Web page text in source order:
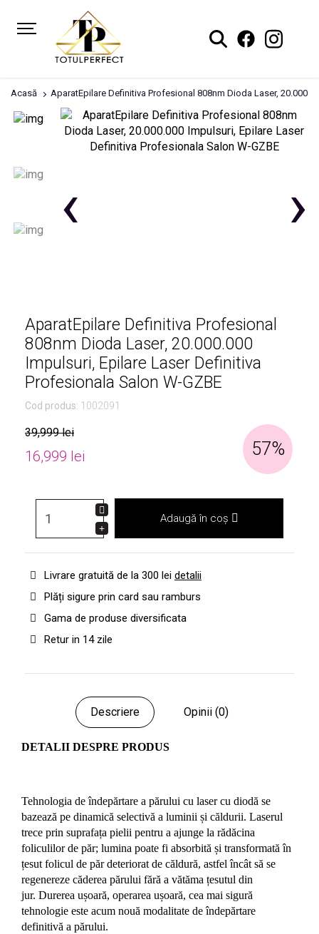
Acasă AparatEpilare Definitiva Profesional 808nm Dioda Laser,
›
‹
AparatEpilare Definitiva Profesional
808nm Dioda Laser, 20.000.000
Impulsuri, Epilare Laser Definitiva
Profesionala Salon W-GZBE
Cod produs: 1002091
39,999 lei
16,999 lei 57%
Adaugă în coș
Livrare gratuită de la 300 lei detalii
Plăți sigure prin card sau ramburs
Gama de produse diversificata
Retur in 14 zile
Descriere Opinii (0)
DETALII DESPRE PRODUS
Tehnologia de îndepărtare a părului cu laser cu diodă se
bazează pe dinamică selectivă a luminii și căldurii. Laserul
trece prin suprafața pielii pentru a ajunge la rădăcina
foliculilor de păr; lumina poate fi absorbită și transformată în
țesut folicul de păr deteriorat de căldură, astfel încât să se
regenereze căderea părului fără a vătăma țesutul din
jur. Durerea ușoară, operarea ușoară, cea mai sigură
tehnologie este acum nouă modalitate de îndepărtare
definitivă a părului.